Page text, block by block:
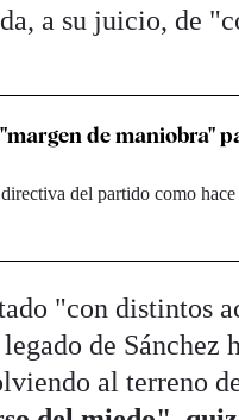
a su juicio, de
de maniobra"
del partido como
"con distintos
de Sánchez
al terreno